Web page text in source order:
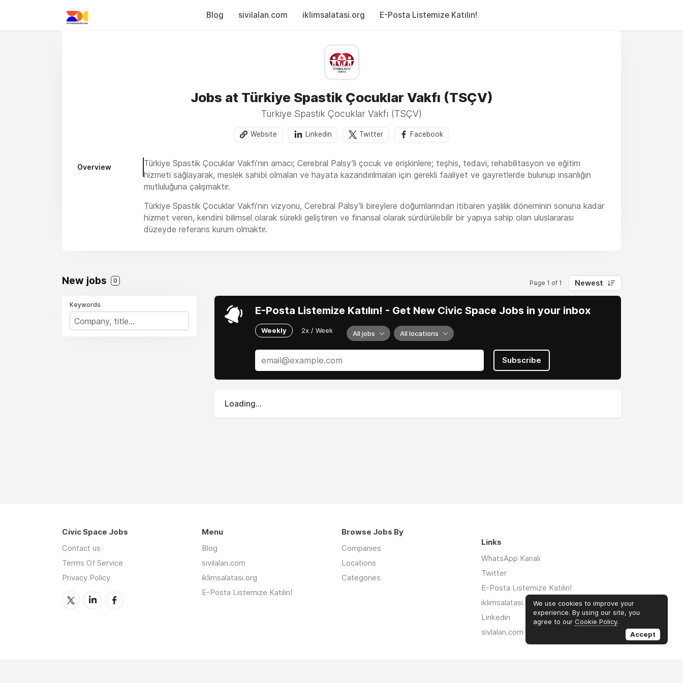
Blog sivilalan.com iklimsalatasi.org E-Posta Listemize Katılın!
Jobs at Türkiye Spastik Çocuklar Vakfı (TSÇV)
Türkiye Spastik Çocuklar Vakfı (TSÇV)
Website Linkedin Twitter Facebook
Overview
Türkiye Spastik Çocuklar Vakfı’nın amacı; Cerebral Palsy’li çocuk ve erişkinlere; teşhis, tedavi, rehabilitasyon ve eğitim
hizmeti sağlayarak, meslek sahibi olmaları ve hayata kazandırılmaları için gerekli faaliyet ve gayretlerde bulunup insanlığın
mutluluğuna çalışmaktır.
Türkiye Spastik Çocuklar Vakfı’nın vizyonu, Cerebral Palsy’li bireylere doğumlarından itibaren yaşlılık döneminin sonuna kadar
hizmet veren, kendini bilimsel olarak sürekli geliştiren ve finansal olarak sürdürülebilir bir yapıya sahip olan uluslararası
düzeyde referans kurum olmaktır.
New jobs 0 Page 1 of 1 Newest
Keywords E-Posta Listemize Katılın! - Get New Civic Space Jobs in your inbox
Weekly 2x / Week All jobs All locations
Subscribe
Loading...
Civic Space Jobs
Contact us
Terms Of Service
Privacy Policy
Menu
Blog
sivilalan.com
iklimsalatasi.org
E-Posta Listemize Katılın!
Browse Jobs By
Companies
Locations
Categories
Links
WhatsApp Kanalı
Twitter
E-Posta Listemize Katılın!
iklimsalatasi.org
Linkedin
sivlalan.com
We use cookies to improve your
experience. By using our site, you
agree to our Cookie Policy.
Accept